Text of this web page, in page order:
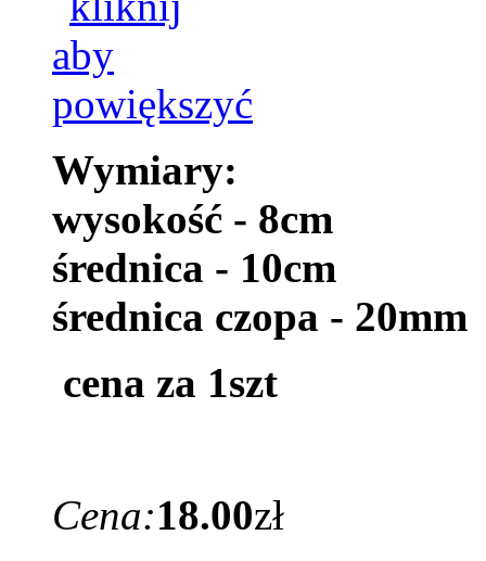
Wymiary:
wysokość - 8cm
średnica - 10cm
średnica czopa - 20mm
cena za 1szt
Cena:18.00zł